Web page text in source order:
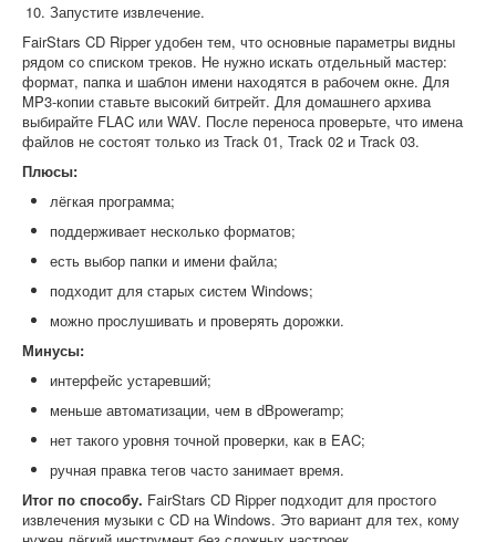
Запустите извлечение.
FairStars CD Ripper удобен тем, что основные параметры видны
рядом со списком треков. Не нужно искать отдельный мастер:
формат, папка и шаблон имени находятся в рабочем окне. Для
MP3-копии ставьте высокий битрейт. Для домашнего архива
выбирайте FLAC или WAV. После переноса проверьте, что имена
файлов не состоят только из Track 01, Track 02 и Track 03.
Плюсы:
лёгкая программа;
поддерживает несколько форматов;
есть выбор папки и имени файла;
подходит для старых систем Windows;
можно прослушивать и проверять дорожки.
Минусы:
интерфейс устаревший;
меньше автоматизации, чем в dBpoweramp;
нет такого уровня точной проверки, как в EAC;
ручная правка тегов часто занимает время.
Итог по способу. FairStars CD Ripper подходит для простого
извлечения музыки с CD на Windows. Это вариант для тех, кому